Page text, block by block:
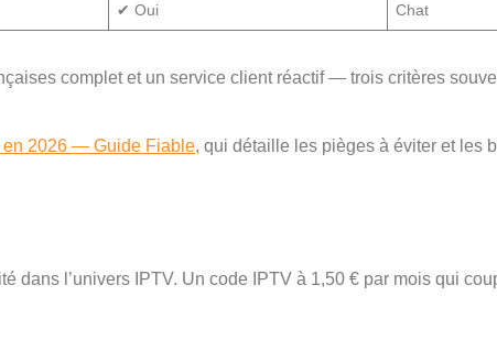
✔ Oui Chat
complet et un service client réactif — trois critères
en 2026 — Guide Fiable, qui détaille les pièges à éviter et les
dans l’univers IPTV. Un code IPTV à 1,50 € par mois qui